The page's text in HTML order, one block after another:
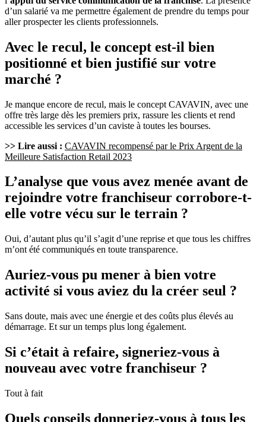
d’un salarié va me permettre également de prendre du temps pour
aller prospecter les clients professionnels.
Avec le recul, le concept est-il bien
positionné et bien justifié sur votre
marché ?
Je manque encore de recul, mais le concept CAVAVIN, avec une
offre très large dès les premiers prix, rassure les clients et rend
accessible les services d’un caviste à toutes les bourses.
>> Lire aussi : CAVAVIN recompensé par le Prix Argent de la
Meilleure Satisfaction Retail 2023
L’analyse que vous avez menée avant de
rejoindre votre franchiseur corrobore-t-
elle votre vécu sur le terrain ?
Oui, d’autant plus qu’il s’agit d’une reprise et que tous les chiffres
m’ont été communiqués en toute transparence.
Auriez-vous pu mener à bien votre
activité si vous aviez du la créer seul ?
Sans doute, mais avec une énergie et des coûts plus élevés au
démarrage. Et sur un temps plus long également.
Si c’était à refaire, signeriez-vous à
nouveau avec votre franchiseur ?
Tout à fait
Quels conseils donneriez-vous à tous les